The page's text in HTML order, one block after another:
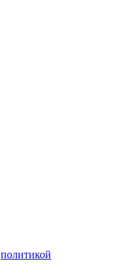
политикой